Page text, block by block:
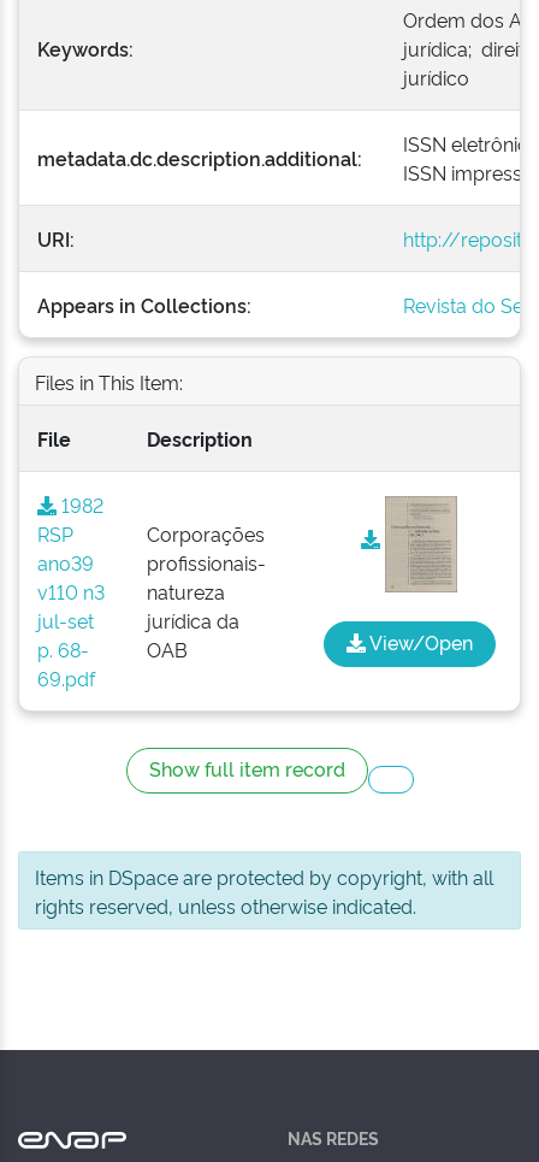
Keywords:
Ordem dos
jurídica;
jurídico
metadata.dc.description.additional:
ISSN
ISSN
URI: http://
Appears in Collections: Revista do
Files in This Item:
File Description
1982
RSP
ano39
v110 n3
jul-set
p. 68-
69.pdf
Corporações
profissionais-
natureza
jurídica da
OAB
View/Open
Show full item record
Items in DSpace are protected by copyright, with all
rights reserved, unless otherwise indicated.
NAS REDES